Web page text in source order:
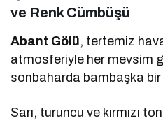
ve Renk Cümbüşü
Abant Gölü, tertemiz
atmosferiyle her mevsim
sonbaharda bambaşka
Sarı, turuncu ve kırmızı